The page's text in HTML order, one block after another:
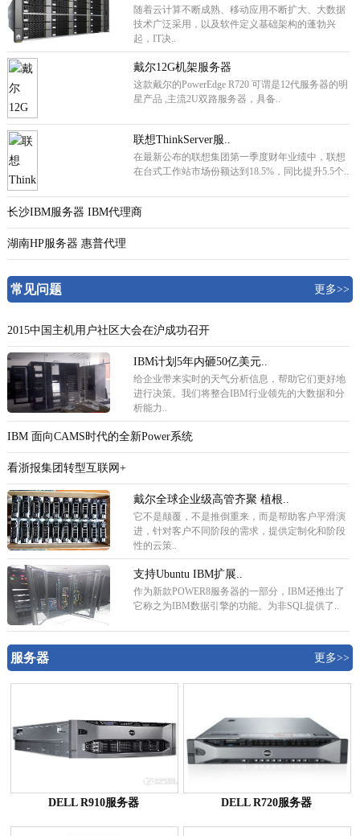
随着云计算不断成熟、移动应用不断扩大、大数据
技术广泛采用，以及软件定义基础架构的蓬勃兴
起，IT决..
戴尔12G机架服务器
这款戴尔的PowerEdge R720 可谓是12代服务器的明
星产品 ,主流2U双路服务器，具备..
联想ThinkServer服..
在最新公布的联想集团第一季度财年业绩中，联想
在台式工作站市场份额达到18.5%，同比提升5.5个..
长沙IBM服务器 IBM代理商
湖南HP服务器 惠普代理
常见问题 更多>>
2015中国主机用户社区大会在沪成功召开
IBM计划5年内砸50亿美元..
给企业带来实时的天气分析信息，帮助它们更好地
进行决策。我们将整合IBM行业领先的大数据和分
析能力..
IBM 面向CAMS时代的全新Power系统
看浙报集团转型互联网+
戴尔全球企业级高管齐聚 植根..
它不是颠覆，不是推倒重来，而是帮助客户平滑演
进，针对客户不同阶段的需求，提供定制化和阶段
性的云策..
支持Ubuntu IBM扩展..
作为新款POWER8服务器的一部分，IBM还推出了
它称之为IBM数据引擎的功能。为非SQL提供了..
服务器 更多>>
DELL R910服务器 DELL R720服务器